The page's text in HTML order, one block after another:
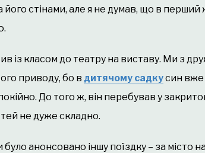
його стінами, але я не думав, що в
із класом до театру на виставу. Ми з
приводу, бо в дитячому садкусин вже
До того ж, він перебував у
не дуже складно.
було анонсовано іншу поїздку – за місто